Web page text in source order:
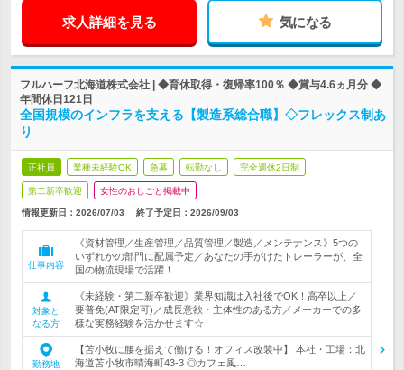
求人詳細を見る 気になる
フルハーフ北海道株式会社 | ◆育休取得・復帰率100％ ◆賞与4.6ヵ月分 ◆
年間休日121日
全国規模のインフラを支える【製造系総合職】◇フレックス制あ
り
正社員 業種未経験OK 急募 転勤なし 完全週休2日制
第二新卒歓迎 女性のおしごと掲載中
情報更新日：2026/07/03 終了予定日： 2026/09/03
仕事内容
《資材管理／生産管理／品質管理／製造／メンテナンス》5つの
いずれかの部門に配属予定／あなたの手がけたトレーラーが、全
国の物流現場で活躍！
対象と
なる方
《未経験・第二新卒歓迎》業界知識は入社後でOK！高卒以上／
要普免(AT限定可)／成長意欲・主体性のある方／メーカーでの多
様な実務経験を活かせます☆
勤務地
【苫小牧に腰を据えて働ける！オフィス改装中】 本社・工場：北
海道苫小牧市晴海町43-3 ◎カフェ風…